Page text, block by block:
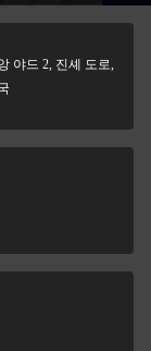
야드 2, 진셰 도로,